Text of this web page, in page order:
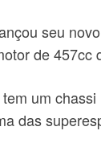
seu
de 457cc
um
das